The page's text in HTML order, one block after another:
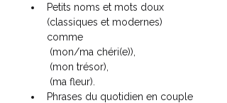
Petits noms et mots doux
(classiques et modernes)
comme
(mon/ma chéri(e)),
(mon trésor),
(ma fleur).
Phrases du quotidien en couple